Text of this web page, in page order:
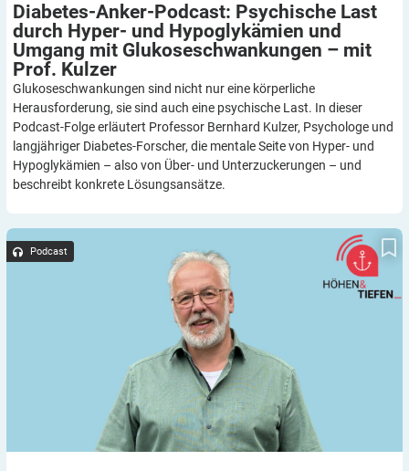
Diabetes-Anker-Podcast: Psychische Last
durch Hyper- und Hypoglykämien und
Umgang mit Glukoseschwankungen – mit
Prof. Kulzer
Glukoseschwankungen sind nicht nur eine körperliche
Herausforderung, sie sind auch eine psychische Last. In dieser
Podcast-Folge erläutert Professor Bernhard Kulzer, Psychologe und
langjähriger Diabetes-Forscher, die mentale Seite von Hyper- und
Hypoglykämien – also von Über- und Unterzuckerungen – und
beschreibt konkrete Lösungsansätze.
Diabetes-Anker-Podcast: 25 Jahre „Diabetes-Kids“ – im
Gespräch mit Michael Bertsch
Podcast